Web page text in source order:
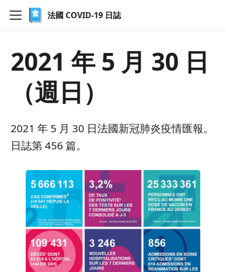
法國 COVID-19 日誌
2021 年 5 月 30 日
（週日）
2021 年 5 月 30 日法國新冠肺炎疫情匯報。
日誌第 456 篇。